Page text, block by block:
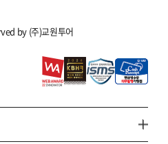
by (주)교원투어